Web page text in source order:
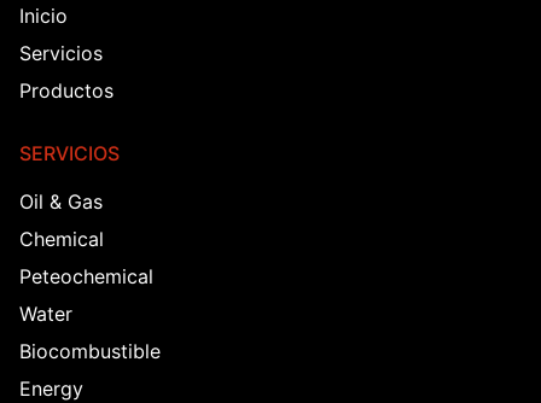
Inicio
Servicios
Productos
SERVICIOS
Oil & Gas
Chemical
Peteochemical
Water
Biocombustible
Energy